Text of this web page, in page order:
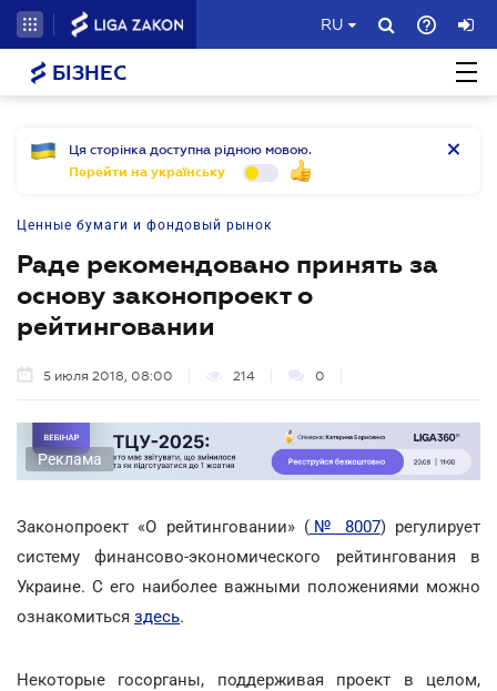
RU
БІЗНЕС
Ця сторінка доступна рідною мовою.
Перейти на українську
Ценные бумаги и фондовый рынок
Раде рекомендовано принять за
основу законопроект о
рейтинговании
5 июля 2018, 08:00 214 0
Реклама
Законопроект «О рейтинговании» (№ 8007) регулирует
систему финансово-экономического рейтингования в
Украине. С его наиболее важными положениями можно
ознакомиться здесь.
Некоторые госорганы, поддерживая проект в целом,